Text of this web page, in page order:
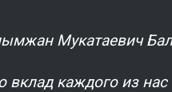
Мукатаевич
вклад каждого из нас